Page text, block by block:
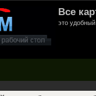
Все
это